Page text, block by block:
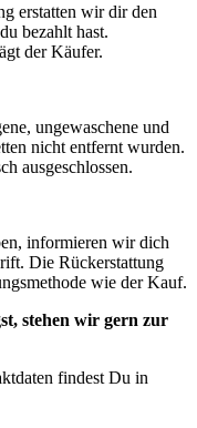
erstatten wir dir den
bezahlt hast.
der Käufer.
ungewaschene und
nicht entfernt wurden.
ausgeschlossen.
informieren wir dich
Die Rückerstattung
wie der Kauf.
stehen wir gern zur
findest Du in